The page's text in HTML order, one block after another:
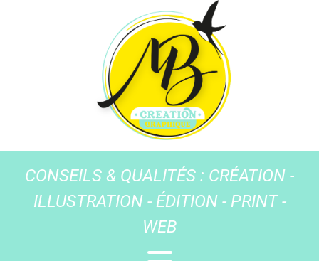
CONSEILS & QUALITÉS : CRÉATION -
ILLUSTRATION - ÉDITION - PRINT -
WEB